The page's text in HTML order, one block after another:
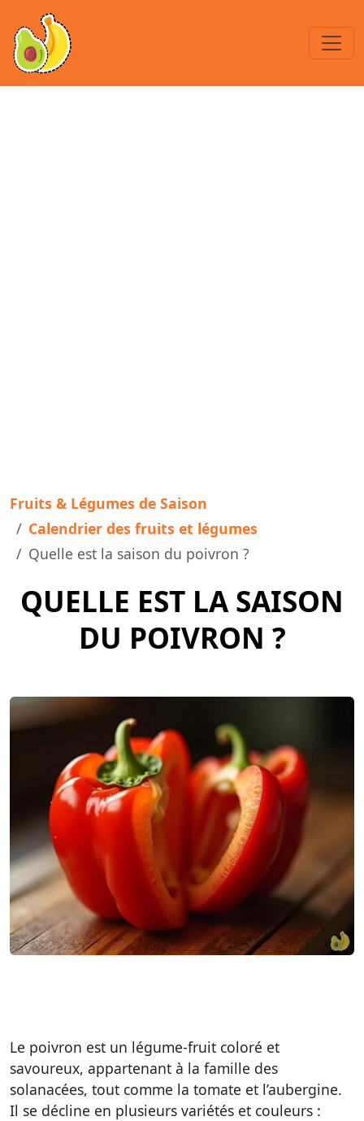
Fruits & Légumes de Saison
Calendrier des fruits et légumes
Quelle est la saison du poivron ?
QUELLE EST LA SAISON
DU POIVRON ?
Le poivron est un légume-fruit coloré et
savoureux, appartenant à la famille des
solanacées, tout comme la tomate et l’aubergine.
Il se décline en plusieurs variétés et couleurs :